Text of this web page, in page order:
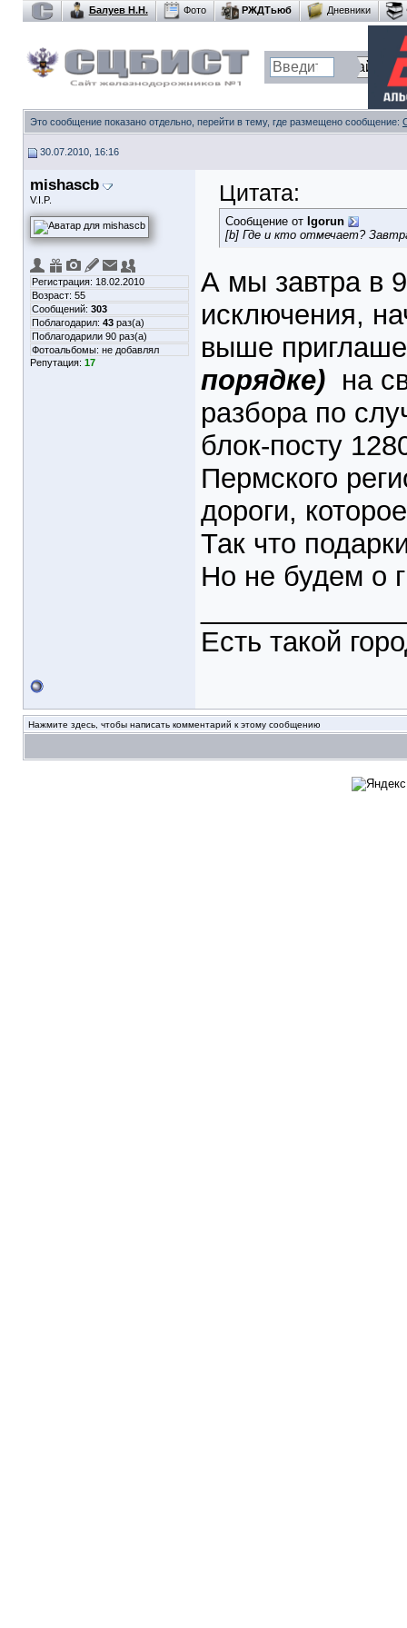
Балуев Н.Н. Фото РЖДТьюб Дневники
Это сообщение показано отдельно, перейти в тему, где размещено сообщение:
30.07.2010, 16:16
mishascb
V.I.P.
Регистрация: 18.02.2010
Возраст: 55
Сообщений: 303
Поблагодарил: 43 раз(а)
Поблагодарили 90 раз(а)
Фотоальбомы: не добавлял
Репутация: 17
Цитата:
Сообщение от Igorun
[b] Где и кто отмечает?
А мы завтра в
исключения,
выше
порядке) на
разбора по
блок-посту
Пермского
дороги,
Так что
Но не будем о
Есть такой
Нажмите здесь, чтобы написать комментарий к этому сообщению